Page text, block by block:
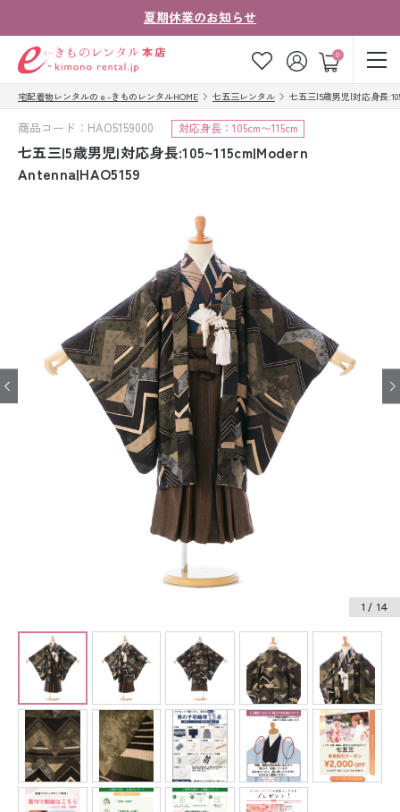
夏期休業のお知らせ
0
ゲスト
お気に入り ログイン カート
ご注文の流れ
会社案内
法人・グループの
お客様はこちら
着物の種類から探す
七五三レンタル
ジュニア着物レンタル
ジュニア洋装レンタル
ベビー洋装レンタル
紋付袴レンタル
留袖レンタル
宅配着物レンタルのｅ-きものレンタルHOME 七五三レンタル 七五三|5歳男児|対応身長
商品コード：HAO5159000 対応身長：105cm〜115cm
七五三|5歳男児|対応身長:105~115cm|Modern
Antenna|HAO5159
1 / 14